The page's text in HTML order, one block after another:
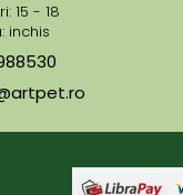
15 - 18
inchis